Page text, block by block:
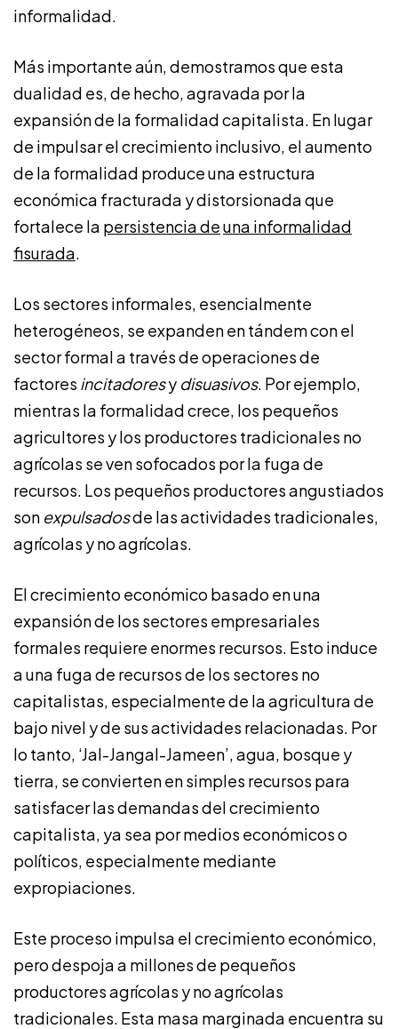
informalidad.
Más importante aún, demostramos que esta
dualidad es, de hecho, agravada por la
expansión de la formalidad capitalista. En lugar
de impulsar el crecimiento inclusivo, el aumento
de la formalidad produce una estructura
económica fracturada y distorsionada que
fortalece la persistencia deuna informalidad
fisurada.
Los sectores informales, esencialmente
heterogéneos, se expanden en tándem con el
sector formal a través de operaciones de
factores incitadoresy disuasivos. Por ejemplo,
mientras la formalidad crece, los pequeños
agricultores y los productores tradicionales no
agrícolas se ven sofocados por la fuga de
recursos. Los pequeños productores angustiados
son expulsadosde las actividades tradicionales,
agrícolas y no agrícolas.
El crecimiento económico basado en una
expansión de los sectores empresariales
formales requiere enormes recursos. Esto induce
a una fuga de recursos de los sectores no
capitalistas, especialmente de la agricultura de
bajo nivel y de sus actividades relacionadas. Por
lo tanto, ‘Jal-Jangal-Jameen’, agua, bosque y
tierra, se convierten en simples recursos para
satisfacer las demandas del crecimiento
capitalista, ya sea por medios económicos o
políticos, especialmente mediante
expropiaciones.
Este proceso impulsa el crecimiento económico,
pero despoja a millones de pequeños
productores agrícolas y no agrícolas
tradicionales. Esta masa marginada encuentra su